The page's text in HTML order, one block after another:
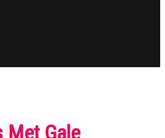
Met Gale